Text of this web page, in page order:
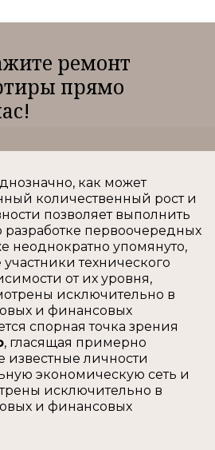
ремонт
прямо
как может
количественный рост и
позволяет выполнить
первоочередных
неоднократно упомянуто,
технического
от их уровня,
исключительно в
и финансовых
спорная точка зрения
, гласящая примерно
личности
экономическую сеть и
исключительно в
и финансовых